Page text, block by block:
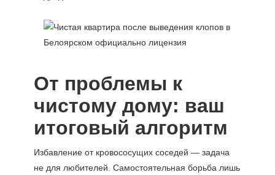
От проблемы к
чистому дому: ваш
итоговый алгоритм
Избавление от кровососущих соседей — задача
не для любителей. Самостоятельная борьба лишь